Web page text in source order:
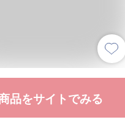
品をサイトでみる